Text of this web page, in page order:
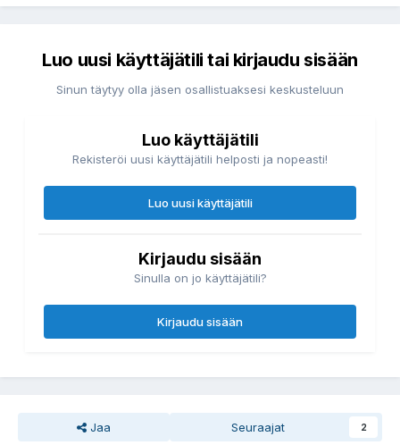
Luo uusi käyttäjätili tai kirjaudu sisään
Sinun täytyy olla jäsen osallistuaksesi keskusteluun
Luo käyttäjätili
Rekisteröi uusi käyttäjätili helposti ja nopeasti!
Luo uusi käyttäjätili
Kirjaudu sisään
Sinulla on jo käyttäjätili?
Kirjaudu sisään
Jaa Seuraajat 2